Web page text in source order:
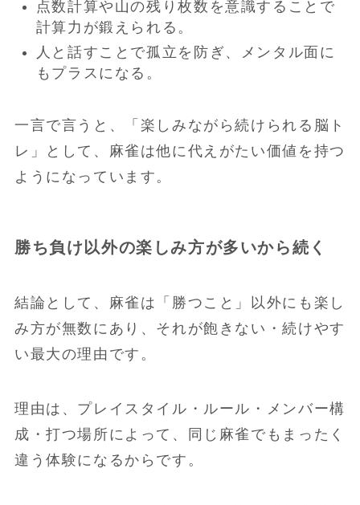
点数計算や山の残り枚数を意識することで
計算力が鍛えられる。
人と話すことで孤立を防ぎ、メンタル面に
もプラスになる。
一言で言うと、「楽しみながら続けられる脳ト
レ」として、麻雀は他に代えがたい価値を持つ
ようになっています。
勝ち負け以外の楽しみ方が多いから続く
結論として、麻雀は「勝つこと」以外にも楽し
み方が無数にあり、それが飽きない・続けやす
い最大の理由です。
理由は、プレイスタイル・ルール・メンバー構
成・打つ場所によって、同じ麻雀でもまったく
違う体験になるからです。